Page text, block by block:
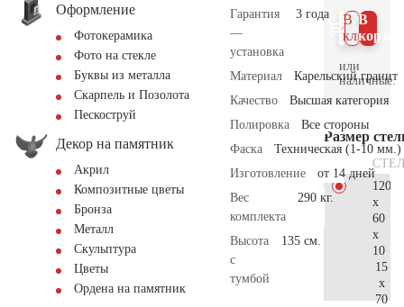
Оформление
Фотокерамика
Фото на стекле
Буквы из металла
Скарпель и Позолота
Пескоструй
Декор на памятник
Акрил
Композитные цветы
Бронза
Металл
Скульптура
Цветы
Ордена на памятник
Гарантия
—
установка
3 года
Материал
Карельский гранит
Качество
Высшая категория
Полировка
Все стороны
Фаска
Техническая (1-10 мм.)
Изготовление
от 14 дней
Вес
комплекта
290 кг.
Высота
с
тумбой
135 см.
В
В 1
клик
или
наличные.
Размер
120
x
60
x
10
15
x
70